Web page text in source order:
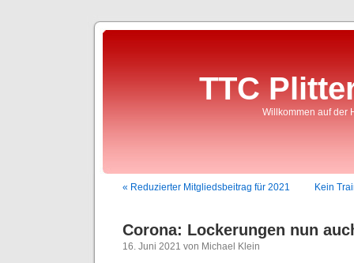
TTC
Willkommen auf der
« Reduzierter Mitgliedsbeitrag für 2021 Kein
Corona: Lockerungen nun
16. Juni 2021 von Michael Klein